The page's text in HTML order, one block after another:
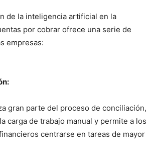
de la inteligencia artificial en la
por cobrar ofrece una serie de
empresas:
gran parte del proceso de conciliación,
carga de trabajo manual y permite a los
centrarse en tareas de mayor